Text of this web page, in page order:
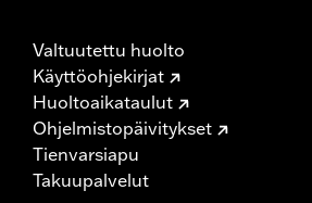
Valtuutettu huolto
Käyttöohjekirjat
Huoltoaikataulut
Ohjelmistopäivitykset
Tienvarsiapu
Takuupalvelut